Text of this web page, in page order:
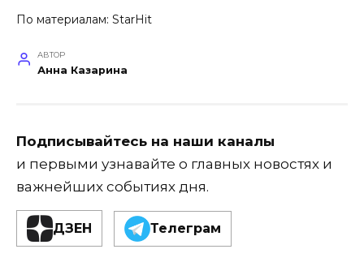
По материалам: StarHit
АВТОР
Анна Казарина
Подписывайтесь на наши каналы
и первыми узнавайте о главных новостях и
важнейших событиях дня.
ДЗЕН Телеграм